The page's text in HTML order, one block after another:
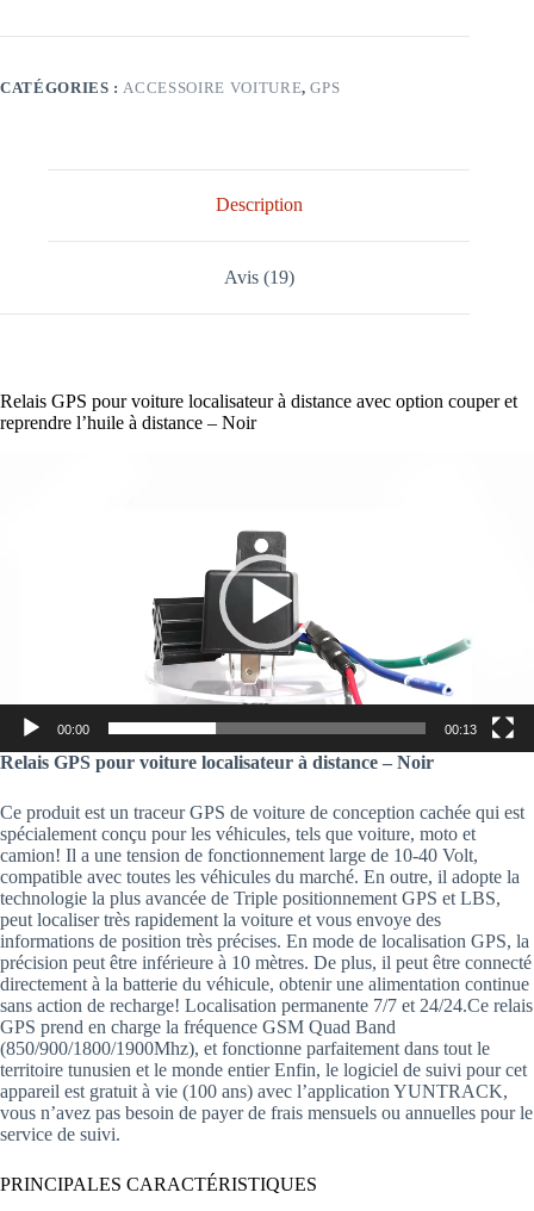
CATÉGORIES : ACCESSOIRE VOITURE,GPS
Description
Avis (19)
Relais GPS pour voiture localisateur à distance avec option couper et
reprendre l’huile à distance – Noir
00:00 00:13
Relais GPS pour voiture localisateur à distance – Noir
Ce produit est un traceur GPS de voiture de conception cachée qui est
spécialement conçu pour les véhicules, tels que voiture, moto et
camion! Il a une tension de fonctionnement large de 10-40 Volt,
compatible avec toutes les véhicules du marché. En outre, il adopte la
technologie la plus avancée de Triple positionnement GPS et LBS,
peut localiser très rapidement la voiture et vous envoye des
informations de position très précises. En mode de localisation GPS, la
précision peut être inférieure à 10 mètres. De plus, il peut être connecté
directement à la batterie du véhicule, obtenir une alimentation continue
sans action de recharge! Localisation permanente 7/7 et 24/24.Ce relais
GPS prend en charge la fréquence GSM Quad Band
(850/900/1800/1900Mhz), et fonctionne parfaitement dans tout le
territoire tunusien et le monde entier Enfin, le logiciel de suivi pour cet
appareil est gratuit à vie (100 ans) avec l’application YUNTRACK,
vous n’avez pas besoin de payer de frais mensuels ou annuelles pour le
service de suivi.
PRINCIPALES CARACTÉRISTIQUES